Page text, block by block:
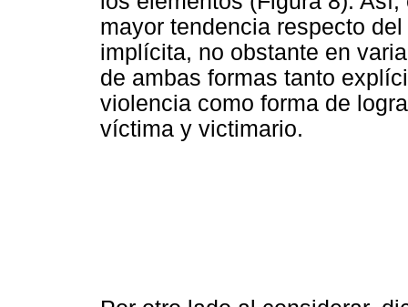
mayor tendencia respecto
implícita, no obstante en
de ambas formas tanto
violencia como forma de
víctima y victimario.